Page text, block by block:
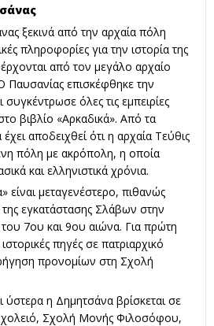
ξεκινά από την αρχαία πόλη
πληροφορίες για την ιστορία της
από τον μεγάλο αρχαίο
Παυσανίας επισκέφθηκε την
όλες τις εμπειρίες
βιβλίο «Αρκαδικά». Από τα
αποδειχθεί ότι η αρχαία Τεύθις
πόλη με ακρόπολη, η οποία
και ελληνιστικά χρόνια.
μεταγενέστερο, πιθανώς
εγκατάστασης Σλάβων στην
7ου και 9ου αιώνα. Για πρώτη
πηγές σε πατριαρχικό
προνομίων στη Σχολή
η Δημητσάνα βρίσκεται σε
Σχολή Μονής Φιλοσόφου,